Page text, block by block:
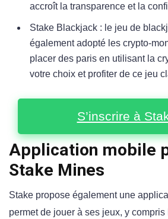
accroît la transparence et la
Stake Blackjack : le jeu de
également adopté les crypto-
placer des paris en utilisant la
votre choix et profiter de ce jeu
S’inscrire à
Application mobile
Stake Mines
Stake propose également une
permet de jouer à ses jeux, y compris